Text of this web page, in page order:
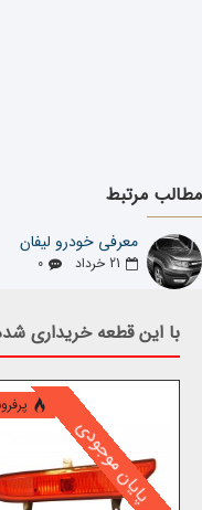
مطالب مرتبط
معرفی خودرو لیفان
21 خرداد 0
با این قطعه خریداری
پایان موجودی